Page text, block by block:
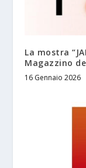
La mostra
Magazzino
16 Gennaio 2026